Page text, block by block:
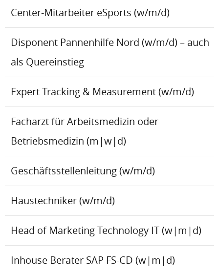
Center-Mitarbeiter eSports (w/m/d)
Disponent Pannenhilfe Nord (w/m/d) – auch
als Quereinstieg
Expert Tracking & Measurement (w/m/d)
Facharzt für Arbeitsmedizin oder
Betriebsmedizin (m|w|d)
Geschäftsstellenleitung (w/m/d)
Haustechniker (w/m/d)
Head of Marketing Technology IT (w|m|d)
Inhouse Berater SAP FS-CD (w|m|d)